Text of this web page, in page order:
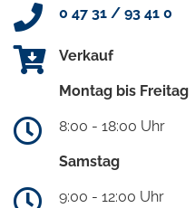
0 47 31 / 93 41 0
Verkauf
Montag bis Freitag
8:00 - 18:00 Uhr
Samstag
9:00 - 12:00 Uhr